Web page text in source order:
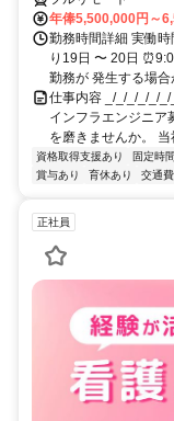
年俸5,500,000円～
勤務時間詳細 実働
り19日 〜 20日
勤務が 発生する場合
仕事内容 _/_/_/_/_/
インフラエンジニア
を磨きませんか。 当
資格取得支援あり 固定時
賞与あり
育休あり 交通
正社員